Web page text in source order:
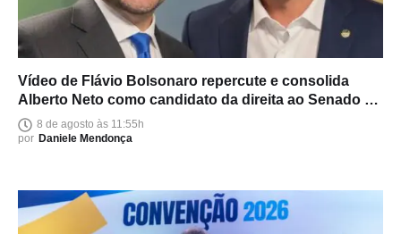
Vídeo de Flávio Bolsonaro repercute e consolida
Alberto Neto como candidato da direita ao Senado no
Amazonas
8 de agosto às 11:55h
por Daniele Mendonça